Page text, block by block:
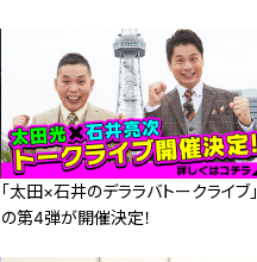
「太田×石井のデララバトークライブ」
の第4弾が開催決定！